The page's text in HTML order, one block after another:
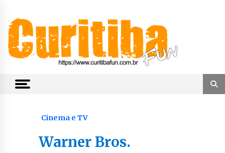
content
CuritibaFun
Cinema e TV
Warner Bros.